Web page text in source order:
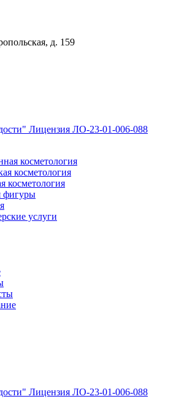
д. 159
Лицензия ЛО-23-01-006-088
косметология
косметология
косметология
фигуры
услуги
Лицензия ЛО-23-01-006-088